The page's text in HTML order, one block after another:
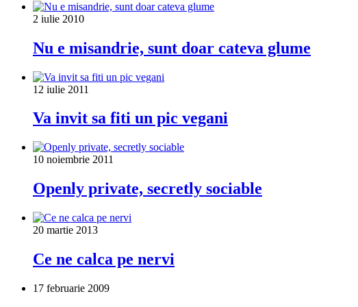
2 iulie 2010
Nu e misandrie, sunt doar cateva glume
12 iulie 2011
Va invit sa fiti un pic vegani
10 noiembrie 2011
Openly private, secretly sociable
20 martie 2013
Ce ne calca pe nervi
17 februarie 2009